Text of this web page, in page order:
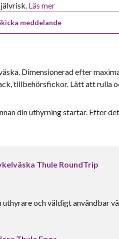
Läs mer
meddelande
Dimensionerad efter
tillbehörsfickor. Lätt att rulla
din uthyrning startar. Efter
Thule RoundTrip
och väldigt användbar